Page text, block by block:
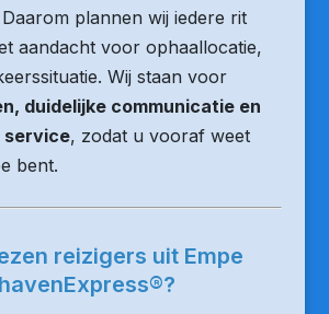
plannen wij iedere rit
aandacht voor ophaallocatie,
Wij staan voor
duidelijke communicatie en
service, zodat u vooraf weet
bent.
reizigers uit Empe